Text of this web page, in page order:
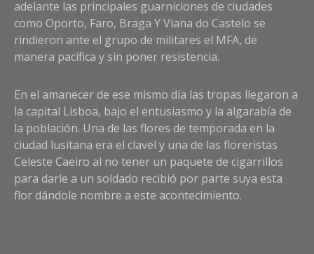
adelante las principales guarniciones de ciudades
como Oporto, Faro, Braga Y Viana do Castelo se
rindieron ante el grupo de militares el MFA, de
manera pacífica y sin poner resistencia.
En el amanecer de ese mismo día las tropas llegaron a
la capital Lisboa, bajo el entusiasmo y la algarabía de
la población. Una de las flores de temporada en la
ciudad lusitana era el clavel y una de las floreristas
Celeste Caeiro al no tener un paquete de cigarrillos
para darle a un soldado recibió por parte suya esta
flor dándole nombre a este acontecimiento.